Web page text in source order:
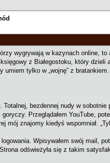
wygrywają w kazynach online,
z Białegostoku, który
umiem tylko w „wojnę” z bratankiem.
Totalnej, bezdennej nudy w
goryczy. Przeglądałem YouTube,
mój znajomy kiedyś wspomniał.
Wpisywałem swój mail,
odświeżyła się z takim